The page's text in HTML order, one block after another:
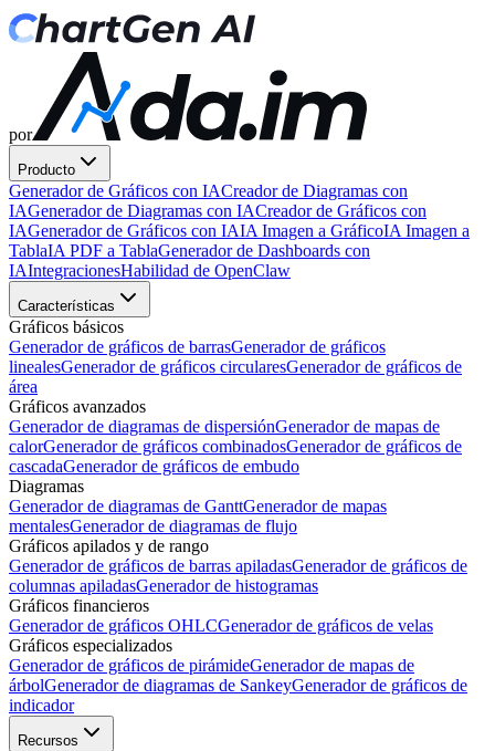
por
Producto
Generador de Gráficos con IACreador de Diagramas con
IAGenerador de Diagramas con IACreador de Gráficos con
IAGenerador de Gráficos con IAIA Imagen a GráficoIA Imagen a
TablaIA PDF a TablaGenerador de Dashboards con
IAIntegracionesHabilidad de OpenClaw
Características
Gráficos básicos
Generador de gráficos de barrasGenerador de gráficos
linealesGenerador de gráficos circularesGenerador de gráficos de
área
Gráficos avanzados
Generador de diagramas de dispersiónGenerador de mapas de
calorGenerador de gráficos combinadosGenerador de gráficos de
cascadaGenerador de gráficos de embudo
Diagramas
Generador de diagramas de GanttGenerador de mapas
mentalesGenerador de diagramas de flujo
Gráficos apilados y de rango
Generador de gráficos de barras apiladasGenerador de gráficos de
columnas apiladasGenerador de histogramas
Gráficos financieros
Generador de gráficos OHLCGenerador de gráficos de velas
Gráficos especializados
Generador de gráficos de pirámideGenerador de mapas de
árbolGenerador de diagramas de SankeyGenerador de gráficos de
indicador
Recursos